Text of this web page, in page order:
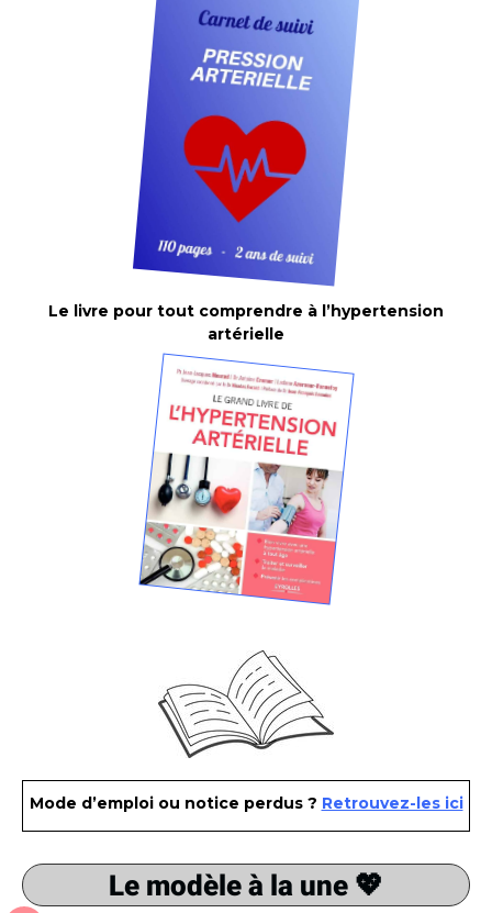
Le livre pour tout comprendre à l’hypertension
artérielle
Mode d’emploi ou notice perdus ? Retrouvez-les ici
Le modèle à la une 💖